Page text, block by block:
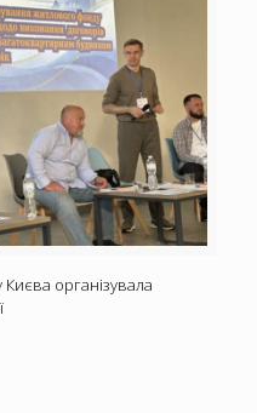
організувала